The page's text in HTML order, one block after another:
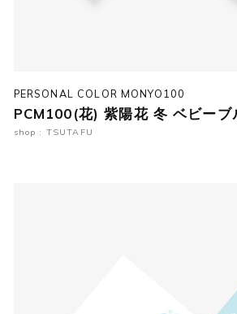
PERSONAL COLOR MONYO100
PCM100(花) 紫陽花 冬 ベビーブ
shop : TSUTAFU